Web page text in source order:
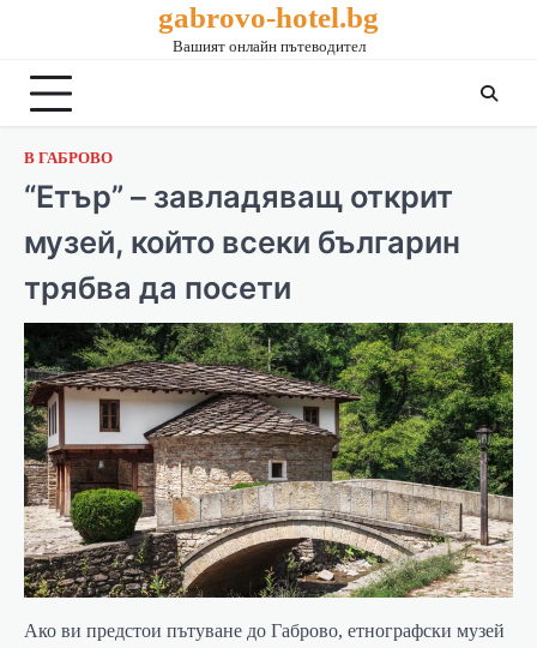
gabrovo-hotel.bg
Вашият онлайн пътеводител
В ГАБРОВО
“Етър” – завладяващ открит
музей, който всеки българин
трябва да посети
Ако ви предстои пътуване до Габрово, етнографски музей